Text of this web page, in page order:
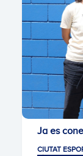
Ja es
CIUTAT